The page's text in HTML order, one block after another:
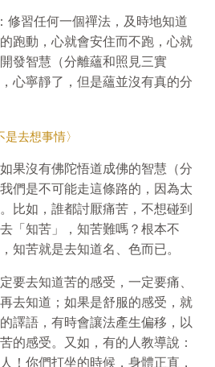
修習任何一個禪法，及時地知道
跑動，心就會安住而不跑，心就
發智慧（分離蘊和照見三實
心寧靜了，但是蘊並沒有真的分
去想事情〉
果沒有佛陀悟道成佛的智慧（分
們是不可能走這條路的，因為太
比如，誰都討厭痛苦，不想碰到
「知苦」，知苦難嗎？根本不
知苦就是去知道名、色而已。
要去知道苦的感受，一定要痛、
去知道；如果是舒服的感受，就
譯語，有時會讓法產生偏移，以
的感受。又如，有的人教導說：
！你們打坐的時候，身體正直，